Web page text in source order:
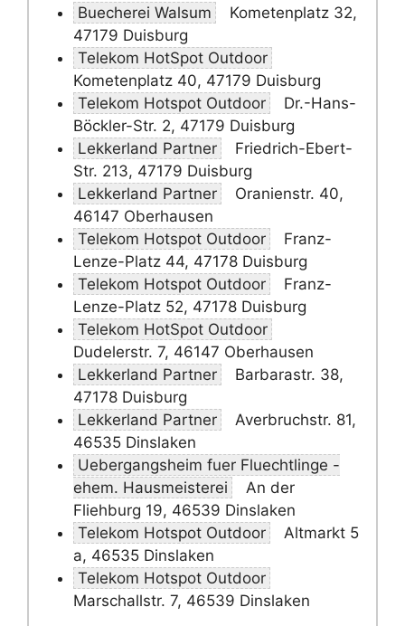
Buecherei Walsum
Kometenplatz 32,
47179 Duisburg
Telekom HotSpot Outdoor
Kometenplatz 40, 47179 Duisburg
Telekom Hotspot Outdoor
Dr.-Hans-
Böckler-Str. 2, 47179 Duisburg
Lekkerland Partner
Friedrich-Ebert-
Str. 213, 47179 Duisburg
Lekkerland Partner
Oranienstr. 40,
46147 Oberhausen
Telekom Hotspot Outdoor
Franz-
Lenze-Platz 44, 47178 Duisburg
Telekom Hotspot Outdoor
Franz-
Lenze-Platz 52, 47178 Duisburg
Telekom HotSpot Outdoor
Dudelerstr. 7, 46147 Oberhausen
Lekkerland Partner
Barbarastr. 38,
47178 Duisburg
Lekkerland Partner
Averbruchstr. 81,
46535 Dinslaken
Uebergangsheim fuer Fluechtlinge -
ehem. Hausmeisterei
An der
Fliehburg 19, 46539 Dinslaken
Telekom Hotspot Outdoor
Altmarkt 5
a, 46535 Dinslaken
Telekom Hotspot Outdoor
Marschallstr. 7, 46539 Dinslaken